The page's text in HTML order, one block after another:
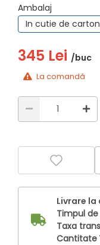
Ambalaj
In cutie de
345 Lei /buc
La comandă
Livrare
Timpul de
Taxa
Cantitate